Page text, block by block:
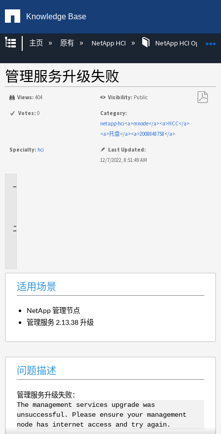
Knowledge Base
扩展/隐缩全局层次
主页 原有 NetApp HCI NetApp HCI
管理服务升级失败
Views: 404 Visibility: Public
Votes: 0
Category:
netapp-hci<a>mnode</a><a>HCC</a>
<a>托盘</a><a>2008848758</a>
Specialty: hci
Last Updated:
12/7/2022, 8:51:49 AM
适用场景
NetApp 管理节点
管理服务 2.13.38 升级
问题描述
管理服务升级失败：
The management services upgrade was
unsuccessful. Please ensure your management
node has internet access and try again.